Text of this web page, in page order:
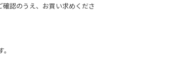
認のうえ、お買い求めくださ